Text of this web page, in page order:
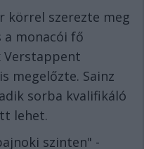
körrel szerezte meg
a monacói fő
Verstappent
megelőzte. Sainz
sorba kvalifikáló
lehet.
szinten" -